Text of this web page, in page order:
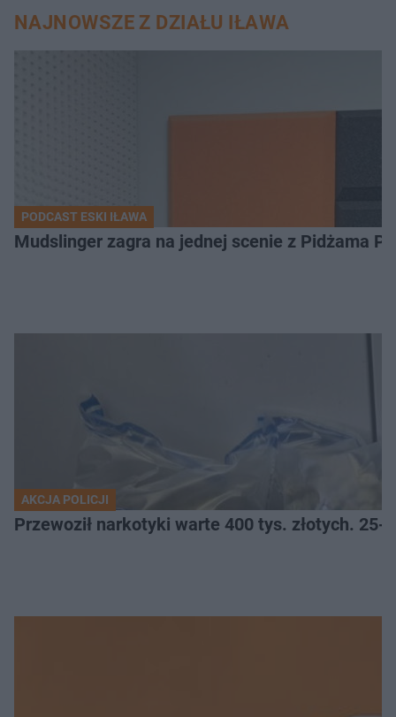
NAJNOWSZE Z DZIAŁU IŁAWA
PODCAST ESKI IŁAWA
Mudslinger zagra na jednej scenie z Pidżama
AKCJA POLICJI
Przewoził narkotyki warte 400 tys. złotych.